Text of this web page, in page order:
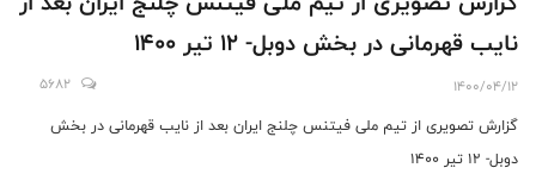
نایب قهرمانی در بخش دوبل- 12 تیر 1400
1400/04/12
5682
گزارش تصویری از تیم ملی فیتنس چلنج ایران بعد از نایب قهرمانی در بخش
دوبل- 12 تیر 1400